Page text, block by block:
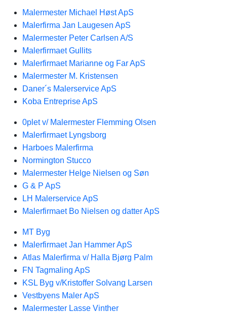
Malermester Michael Høst ApS
Malerfirma Jan Laugesen ApS
Malermester Peter Carlsen A/S
Malerfirmaet Gullits
Malerfirmaet Marianne og Far ApS
Malermester M. Kristensen
Daner´s Malerservice ApS
Koba Entreprise ApS
0plet v/ Malermester Flemming Olsen
Malerfirmaet Lyngsborg
Harboes Malerfirma
Normington Stucco
Malermester Helge Nielsen og Søn
G & P ApS
LH Malerservice ApS
Malerfirmaet Bo Nielsen og datter ApS
MT Byg
Malerfirmaet Jan Hammer ApS
Atlas Malerfirma v/ Halla Bjørg Palm
FN Tagmaling ApS
KSL Byg v/Kristoffer Solvang Larsen
Vestbyens Maler ApS
Malermester Lasse Vinther